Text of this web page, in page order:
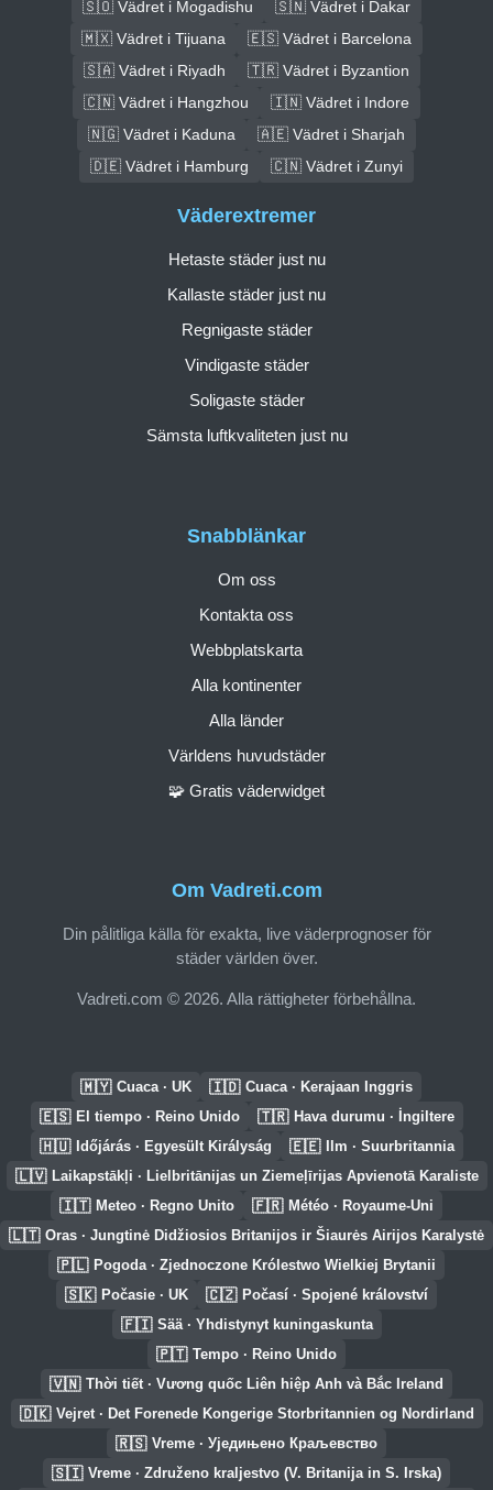
🇸🇴 Vädret i Mogadishu
🇸🇳 Vädret i Dakar
🇲🇽 Vädret i Tijuana
🇪🇸 Vädret i Barcelona
🇸🇦 Vädret i Riyadh
🇹🇷 Vädret i Byzantion
🇨🇳 Vädret i Hangzhou
🇮🇳 Vädret i Indore
🇳🇬 Vädret i Kaduna
🇦🇪 Vädret i Sharjah
🇩🇪 Vädret i Hamburg
🇨🇳 Vädret i Zunyi
Om Vadreti.com
Din pålitliga källa för exakta, live väderprognoser för
städer världen över.
Vadreti.com © 2026. Alla rättigheter förbehållna.
Snabblänkar
Om oss
Kontakta oss
Webbplatskarta
Alla kontinenter
Alla länder
Världens huvudstäder
🧩 Gratis väderwidget
Väderextremer
Hetaste städer just nu
Kallaste städer just nu
Regnigaste städer
Vindigaste städer
Soligaste städer
Sämsta luftkvaliteten just nu
🇲🇾 Cuaca · UK 🇮🇩 Cuaca · Kerajaan Inggris
🇪🇸 El tiempo · Reino Unido 🇹🇷 Hava durumu · İngiltere
🇭🇺 Időjárás · Egyesült Királyság 🇪🇪 Ilm · Suurbritannia
🇱🇻 Laikapstākļi · Lielbritānijas un Ziemeļīrijas Apvienotā Karaliste
🇮🇹 Meteo · Regno Unito 🇫🇷 Météo · Royaume-Uni
🇱🇹 Oras · Jungtinė Didžiosios Britanijos ir Šiaurės Airijos Karalystė
🇵🇱 Pogoda · Zjednoczone Królestwo Wielkiej Brytanii
🇸🇰 Počasie · UK 🇨🇿 Počasí · Spojené království
🇫🇮 Sää · Yhdistynyt kuningaskunta
🇵🇹 Tempo · Reino Unido
🇻🇳 Thời tiết · Vương quốc Liên hiệp Anh và Bắc Ireland
🇩🇰 Vejret · Det Forenede Kongerige Storbritannien og Nordirland
🇷🇸 Vreme · Уједињено Краљевство
🇸🇮 Vreme · Združeno kraljestvo (V. Britanija in S. Irska)